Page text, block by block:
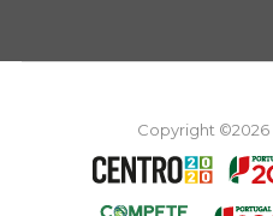
Copyright ©2026